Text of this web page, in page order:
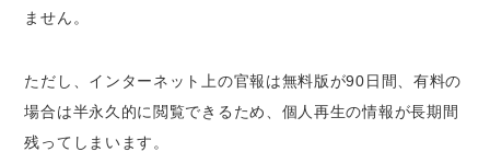
ません。
ただし、インターネット上の官報は無料版が90日間、有料の
場合は半永久的に閲覧できるため、個人再生の情報が長期間
残ってしまいます。